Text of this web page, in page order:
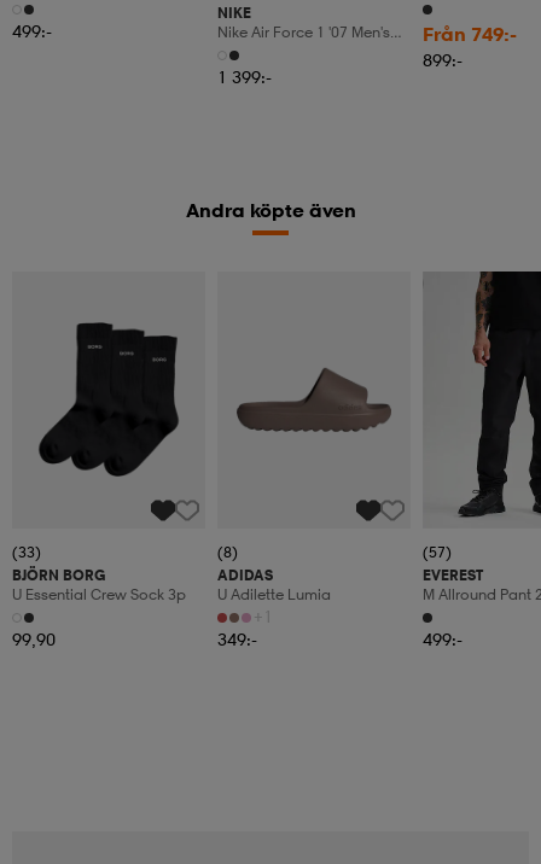
499:-
NIKE
Nike Air Force 1 '07 Men's
Shoes
1 399:-
Från 749:-
899:-
Andra köpte även
(33)
BJÖRN BORG
U Essential Crew Sock 3p
99,90
(8)
ADIDAS
U Adilette Lumia
+1
349:-
Kampanj -25%
(57)
EVEREST
M Allround Pant
499:-